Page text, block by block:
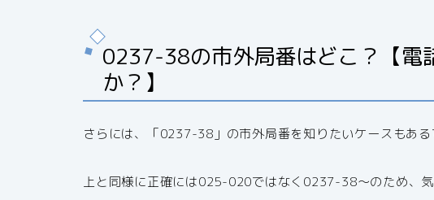
0237-38の市外局番はどこ？【電
か？】
さらには、「0237-38」の市外局番を知りたいケースもある
上と同様に正確には025-020ではなく0237-38〜のため、気